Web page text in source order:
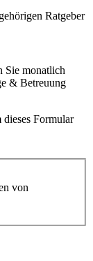
Sie monatlich
& Betreuung
Formular
von